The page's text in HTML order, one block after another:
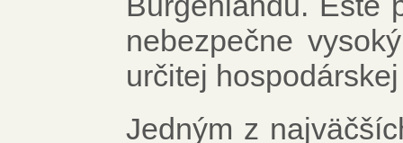
nebezpečne
určitej
Jedným z